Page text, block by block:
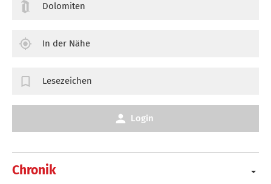
Chronik
Dolomiten
In der Nähe
Lesezeichen
Login